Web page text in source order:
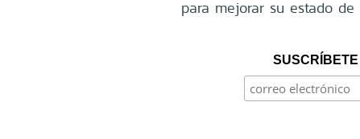
para mejorar su estado de